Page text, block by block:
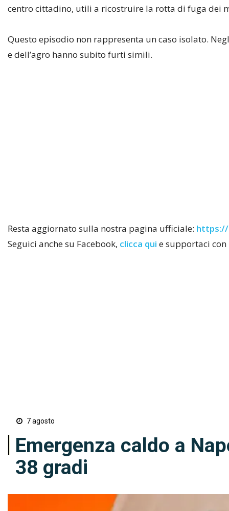
centro cittadino, utili a ricostruire la rotta di fuga dei
Questo episodio non rappresenta un caso isolato.
e dell’agro hanno subito furti simili.
Resta aggiornato sulla nostra pagina ufficiale:
Seguici anche su Facebook, clicca qui e supportaci con
7 agosto
Emergenza caldo a
38 gradi